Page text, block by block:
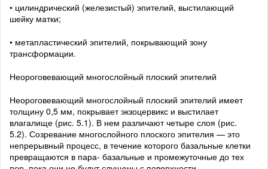
• цилиндрический (железистый) эпителий, выстилающий
шейку матки;
• метапластический эпителий, покрывающий зону
трансформации.
Неороговевающий многослойный плоский эпителий
Неороговевающий многослойный плоский эпителий имеет
толщину 0,5 мм, покрывает экзоцервикс и выстилает
влагалище (рис. 5.1). В нем различают четыре слоя (рис.
5.2). Созревание многослойного плоского эпителия — это
непрерывный процесс, в течение которого базальные клетки
превращаются в пара- базальные и промежуточные до тех